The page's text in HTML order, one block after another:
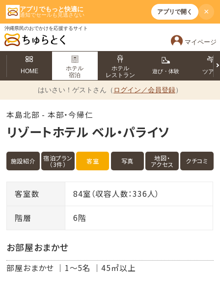
アプリでもっと快適に
通知でセールも見逃さない アプリで開く ×
沖縄県民のおでかけを応援するサイト
マイページ
HOME
ホテル
宿泊
ホテル
レストラン
遊び・体験 ツアー
はいさい！ ゲストさん（ ログイン／会員登録）
本島北部 - 本部・今帰仁
リゾートホテル ベル・パライソ
施設紹介 宿泊プラン
（3件） 客室 写真 地図・
アクセス クチコミ
客室数 84室（収容人数：336人）
階層 6階
お部屋おまかせ
部屋おまかせ 1～5名 45㎡以上